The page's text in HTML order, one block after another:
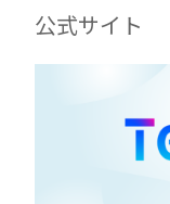
公式サイト